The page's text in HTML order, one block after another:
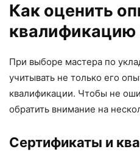
Как оценить
квалификацию
При выборе мастера по
учитывать не только его
квалификации. Чтобы не
обратить внимание на
Сертификаты и